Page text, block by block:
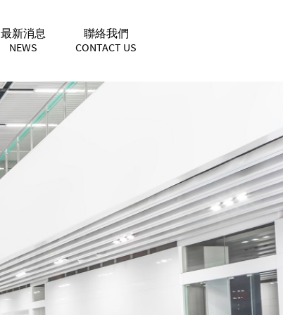
最新消息
NEWS
聯絡我們
CONTACT US